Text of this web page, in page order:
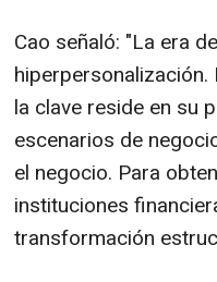
Cao señaló: "La era
la clave reside en su
escenarios de
el negocio. Para
instituciones
transformación